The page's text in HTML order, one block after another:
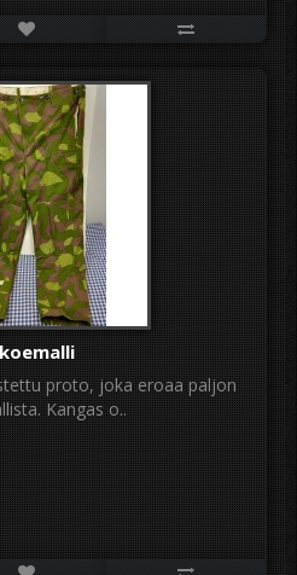
proto, joka eroaa paljon
Kangas o..